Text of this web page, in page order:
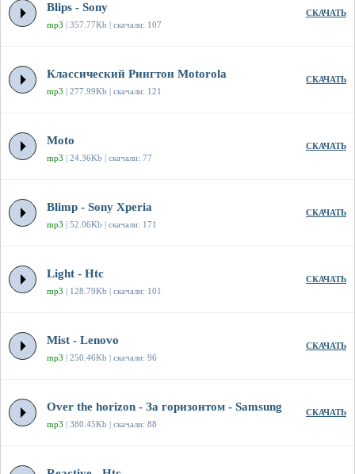
Blips - Sony
mp3 | 357.77Kb | скачали: 107
СКАЧАТЬ
Классический Рингтон Motorola
mp3 | 277.99Kb | скачали: 121
СКАЧАТЬ
Moto
mp3 | 24.36Kb | скачали: 77
СКАЧАТЬ
Blimp - Sony Xperia
mp3 | 52.06Kb | скачали: 171
СКАЧАТЬ
Light - Htc
mp3 | 128.79Kb | скачали: 101
СКАЧАТЬ
Mist - Lenovo
mp3 | 250.46Kb | скачали: 96
СКАЧАТЬ
Over the horizon - За горизонтом - Samsung
mp3 | 380.45Kb | скачали: 88
СКАЧАТЬ